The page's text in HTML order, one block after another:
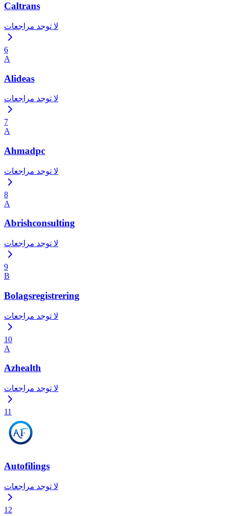
Caltrans
لا توجد مراجعات
6
A
Alideas
لا توجد مراجعات
7
A
Ahmadpc
لا توجد مراجعات
8
A
Abrishconsulting
لا توجد مراجعات
9
B
Bolagsregistrering
لا توجد مراجعات
10
A
Azhealth
لا توجد مراجعات
11
Autofilings
لا توجد مراجعات
12